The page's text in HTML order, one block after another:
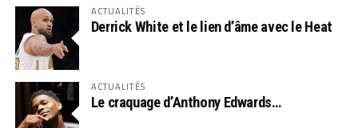
ACTUALITÉS
Derrick White et le lien d’âme avec le Heat
ACTUALITÉS
Le craquage d’Anthony Edwards…